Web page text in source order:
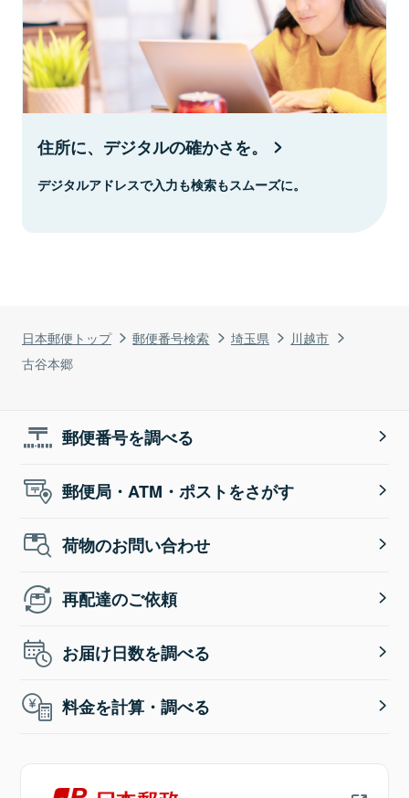
日本郵便トップ 郵便番号検索 埼玉県
川越市
古谷本郷
住所に、デジタルの確かさを。
デジタルアドレスで入力も検索もスムーズに。
郵便番号を調べる
郵便局・ATM・ポストをさがす
荷物のお問い合わせ
再配達のご依頼
お届け日数を調べる
料金を計算・調べる